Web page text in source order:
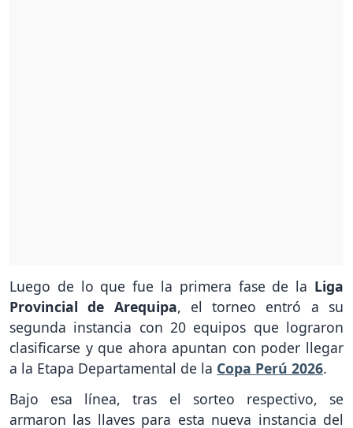
Luego de lo que fue la primera fase de la Liga
Provincial de Arequipa, el torneo entró a su
segunda instancia con 20 equipos que lograron
clasificarse y que ahora apuntan con poder llegar
a la Etapa Departamental de la Copa Perú 2026.
Bajo esa línea, tras el sorteo respectivo, se
armaron las llaves para esta nueva instancia del